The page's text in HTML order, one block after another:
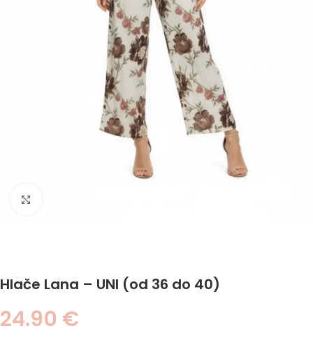
Hlače Lana – UNI (od 36 do 40)
24.90 €